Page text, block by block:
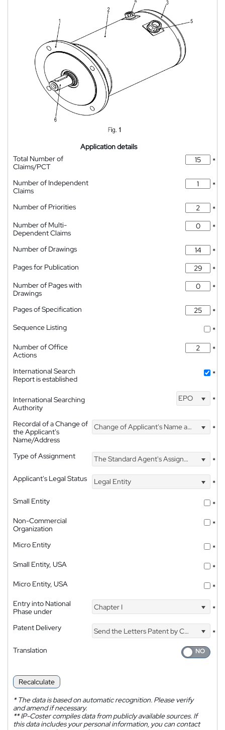
Application details
Total Number of
Claims/PCT
*
Number of Independent
Claims
*
Number of Priorities
*
Number of Multi-
Dependent Claims
*
Number of Drawings
*
Pages for Publication
*
Number of Pages with
Drawings
*
Pages of Specification
*
Sequence Listing
*
Number of Office
Actions
*
International Search
Report is established
*
International Searching
Authority
EPO *
Recordal of a Change of
the Applicant's
Name/Address
Change of Applicant's Name and Address *
Type of Assignment The Standard Agent's Assignment
*
Applicant's Legal Status
Legal Entity
*
Small Entity
*
Non-Commercial
Organization
*
Micro Entity
*
Small Entity, USA
*
Micro Entity, USA
*
Entry into National
Phase under
Chapter I *
Patent Delivery Send the Letters Patent by Courier
*
Translation
Recalculate
*The data is based on automatic recognition. Please verify
and amend if necessary.
**IP-Coster compiles data from publicly available sources. If
this data includes your personal information, you can contact